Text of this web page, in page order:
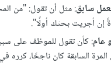
سابق: مثل أن تقول: "من
إن أجريت بحثك أولًا".
عام: كأن تقول للموظف على
السابقة كان ناجحًا، كرره